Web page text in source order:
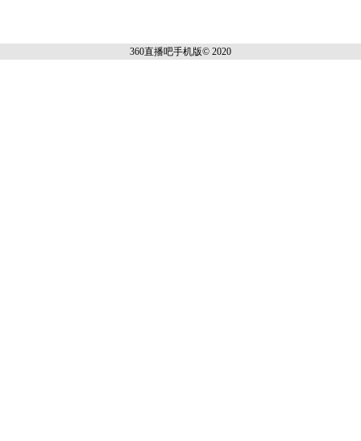
360直播吧手机版© 2020